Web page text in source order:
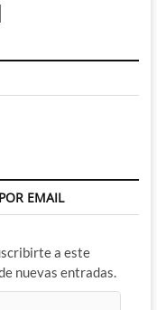
EMAIL
a este
nuevas entradas.